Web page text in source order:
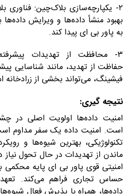
۲- یکپارچه‌سازی بلاک‌چین:
بهبود منشأ داده‌ها و ویرایش
به پاور بی ای پیدا کند.
۳- محافظت از تهدیدات
حفاظت از تهدید، مانند شناسایی
فیشینگ، می‌تواند بخشی از زرادخانه
نتیجه گیری:
امنیت داده‌ها اولویت اصلی در
است. امنیت داده یک سفر مداوم
تکنولوژیکی، بهترین شیوه‌ها و
ماندن از تهدیدات در حال تحول نیاز
امنیتی قوی پاور بی ای پایه
حساس تجاری فراهم می‌کند.